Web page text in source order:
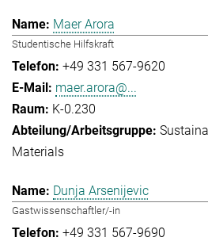
Maer Arora
Studentische Hilfskraft
+49 331 567-9620
maer.arora@...
K-0.230
Materials
Dunja Arsenijevic
Gastwissenschaftler/-in
+49 331 567-9690